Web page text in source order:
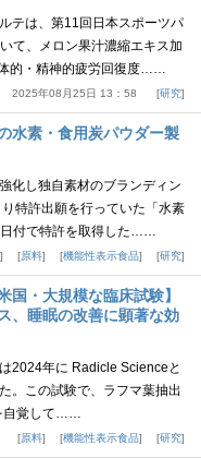
テは、第11回日本スポーツパ
て、メロン果汁濃縮エキス加
的・精神的疲労回復度……
2025年08月25日 13：58 研究
水素・食用炭パウダー製
化し独自素材のブランディン
特許出願を行っていた「水素
日付で特許を取得した……
原料 機能性表示食品 研究
国・大規模な臨床試験】
、睡眠の改善に顕著な効
2024年に Radicle Scienceと
。この試験で、ラフマ葉抽出
自覚して……
原料 機能性表示食品 研究